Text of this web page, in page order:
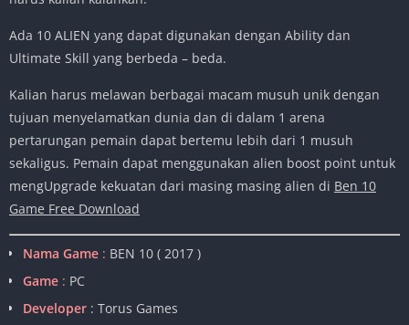
Ada 10 ALIEN yang dapat digunakan dengan Ability dan
Ultimate Skill yang berbeda – beda.
Kalian harus melawan berbagai macam musuh unik dengan
tujuan menyelamatkan dunia dan di dalam 1 arena
pertarungan pemain dapat bertemu lebih dari 1 musuh
sekaligus. Pemain dapat menggunakan alien boost point untuk
mengUpgrade kekuatan dari masing masing alien di Ben 10
Game Free Download
Nama Game : BEN 10 ( 2017 )
Game : PC
Developer : Torus Games